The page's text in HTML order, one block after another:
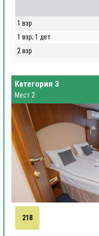
1 взр
1 взр; 1 дет
2 взр
Категория 3
Мест 2
218